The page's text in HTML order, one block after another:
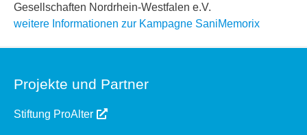
Gesellschaften Nordrhein-Westfalen e.V.
weitere Informationen zur Kampagne SaniMemorix
Projekte und Partner
Stiftung ProAlter